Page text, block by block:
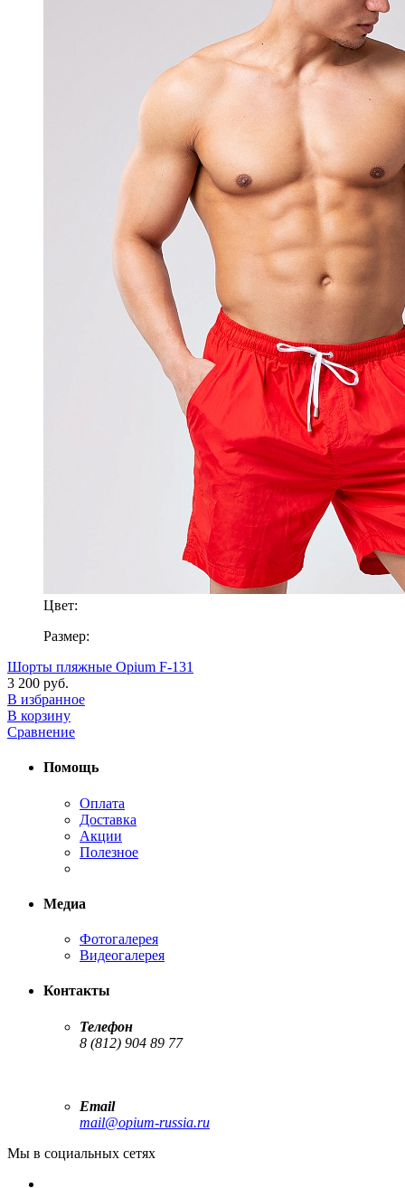
Цвет:
Размер:
Шорты пляжные Opium F-131
3 200 руб.
В избранное
В корзину
Сравнение
Помощь
Оплата
Доставка
Акции
Полезное
Медиа
Фотогалерея
Видеогалерея
Контакты
Телефон
8 (812) 904 89 77
Email
mail@opium-russia.ru
Мы в социальных сетях